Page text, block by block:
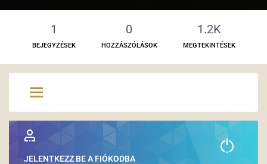
1
BEJEGYZÉSEK
0
HOZZÁSZÓLÁSOK
1.2K
MEGTEKINTÉSEK
JELENTKEZZ BE A FIÓKODBA